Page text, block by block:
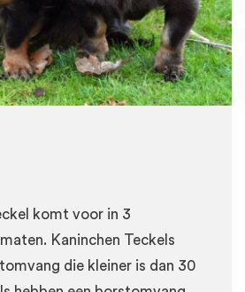
komt voor in 3
Kaninchen Teckels
die kleiner is dan 30